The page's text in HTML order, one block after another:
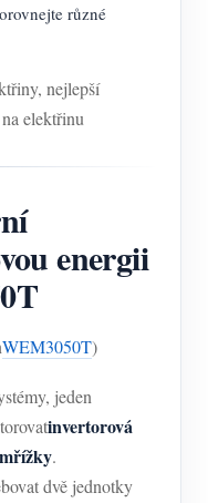
různé
nejlepší
elektřinu
energii
WEM3050T)
jeden
invertorová
.
dvě jednotky